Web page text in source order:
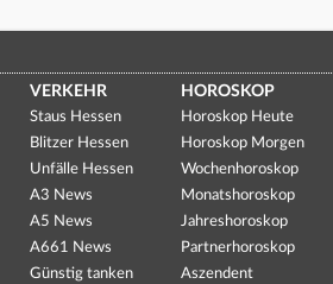
VERKEHR
Staus Hessen
Blitzer Hessen
Unfälle Hessen
A3 News
A5 News
A661 News
Günstig tanken
HOROSKOP
Horoskop Heute
Horoskop Morgen
Wochenhoroskop
Monatshoroskop
Jahreshoroskop
Partnerhoroskop
Aszendent